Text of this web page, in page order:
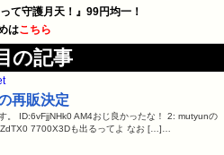
て守護月天！』99円均一！
はこちら
の記事
再販決定
。 ID:6vFjjNHk0 AM4おじ良かったな！ 2: mutyunの
7700X3Dも出るってよ なお […]…